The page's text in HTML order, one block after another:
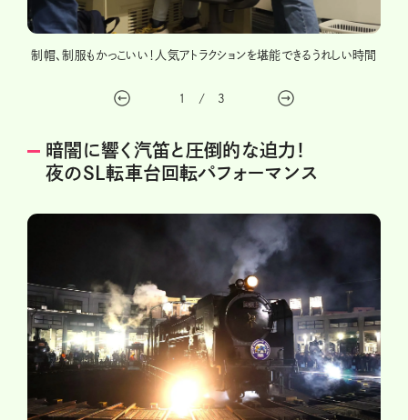
制帽、制服もかっこいい！人気アトラクションを堪能できるうれしい時間
1 / 3
暗闇に響く汽笛と圧倒的な迫力！
夜のSL転車台回転パフォーマンス